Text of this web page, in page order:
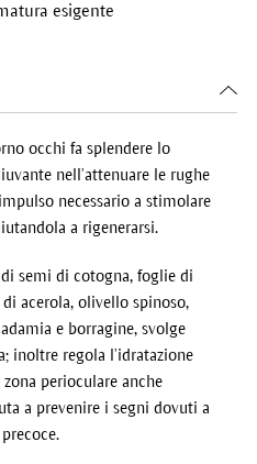
esigente
occhi fa splendere lo
nell’attenuare le rughe
necessario a stimolare
a rigenerarsi.
di semi di cotogna, foglie di
acerola, olivello spinoso,
e borragine, svolge
inoltre regola l’idratazione
perioculare anche
a prevenire i segni dovuti a